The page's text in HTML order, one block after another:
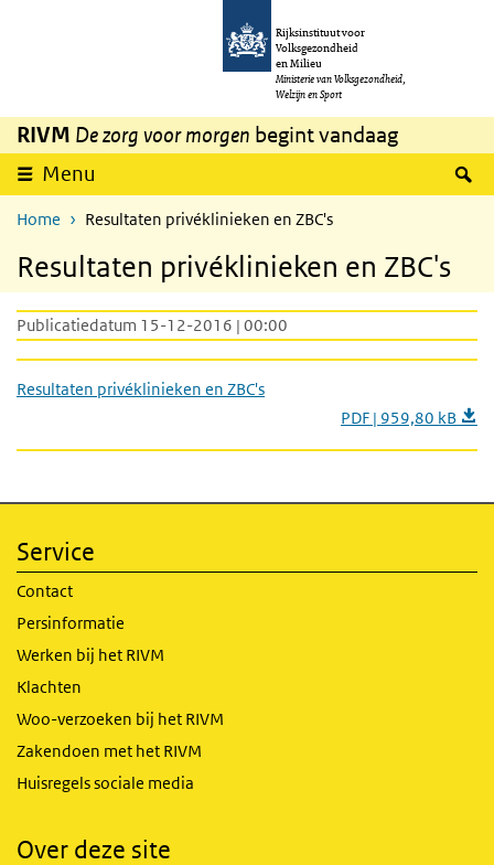
Overslaan en naar de inhoud gaan
Rijksinstituut voor
Volksgezondheid
en Milieu
Ministerie van Volksgezondheid,
Welzijn en Sport
RIVM De zorg voor morgen begint vandaag
Menu
Home Resultaten privéklinieken en ZBC's
Resultaten privéklinieken en ZBC's
Publicatiedatum 15-12-2016 | 00:00
Resultaten privéklinieken en ZBC's
PDF | 959,80 kB
Service
Contact
Persinformatie
Werken bij het RIVM
Klachten
Woo-verzoeken bij het RIVM
Zakendoen met het RIVM
Huisregels sociale media
Over deze site